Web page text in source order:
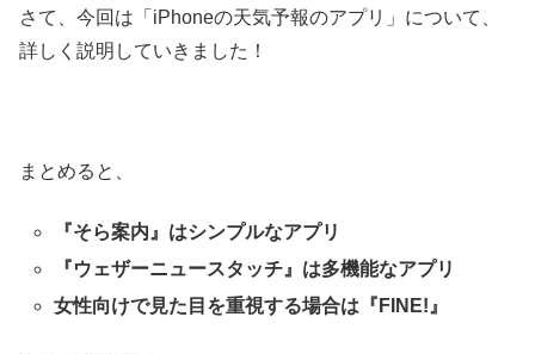
さて、今回は「iPhoneの天気予報のアプリ」について、
詳しく説明していきました！
まとめると、
『そら案内』はシンプルなアプリ
『ウェザーニュースタッチ』は多機能なアプリ
女性向けで見た目を重視する場合は『FINE!』